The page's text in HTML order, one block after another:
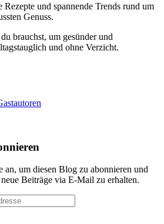
Rezepte und spannende Trends rund um
Genuss.
brauchst, um gesünder und
und ohne Verzicht.
um diesen Blog zu abonnieren und
Beiträge via E-Mail zu erhalten.